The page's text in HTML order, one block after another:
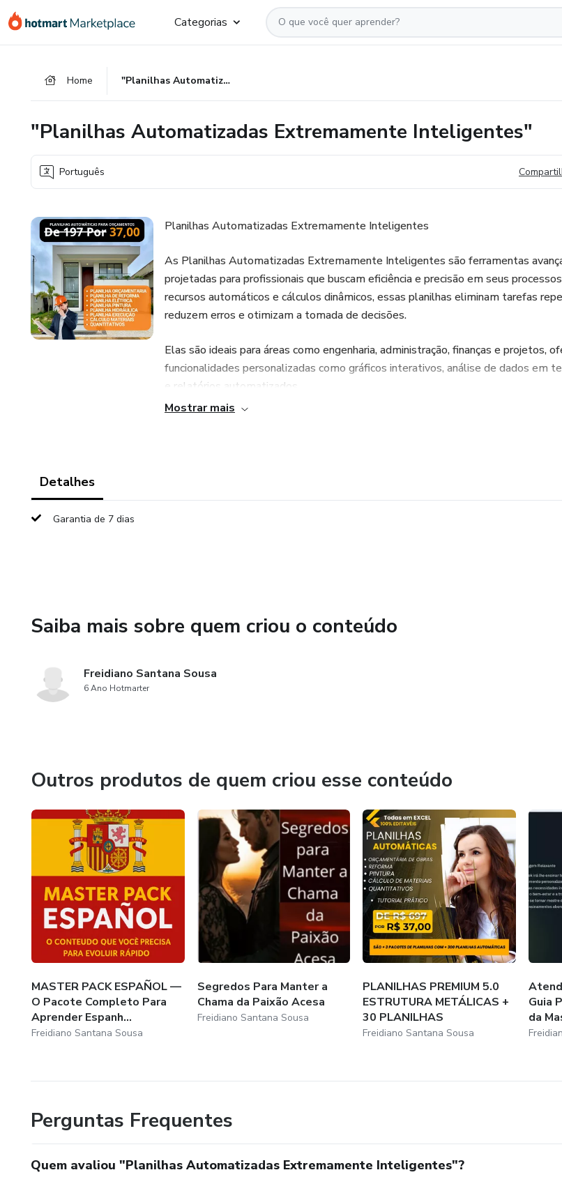
para
para
para
Categorias
Home "Planilhas Automatizadas Extremamente Inteligentes"
"Planilhas Automatizadas Extremamente Inteligentes"
Português
Planilhas Automatizadas Extremamente Inteligentes
As Planilhas Automatizadas Extremamente Inteligentes são ferramentas
projetadas para profissionais que buscam eficiência e precisão em seus
recursos automáticos e cálculos dinâmicos, essas planilhas eliminam tarefas
reduzem erros e otimizam a tomada de decisões.
Elas são ideais para áreas como engenharia, administração, finanças e projetos,
funcionalidades personalizadas como gráficos interativos, análise de dados em
e relatórios automatizados.
Mostrar mais
Detalhes
Garantia de 7 dias
Saiba mais sobre quem criou o conteúdo
Freidiano Santana Sousa
6 Ano Hotmarter
Outros produtos de quem criou esse conteúdo
MASTER PACK ESPAÑOL —
O Pacote Completo Para
Aprender Espanh...
Freidiano Santana Sousa
Segredos Para Manter a
Chama da Paixão Acesa
Freidiano Santana Sousa
PLANILHAS PREMIUM 5.0
ESTRUTURA METÁLICAS +
30 PLANILHAS
Freidiano Santana Sousa
Guia
da
Perguntas Frequentes
Quem avaliou "Planilhas Automatizadas Extremamente Inteligentes"?